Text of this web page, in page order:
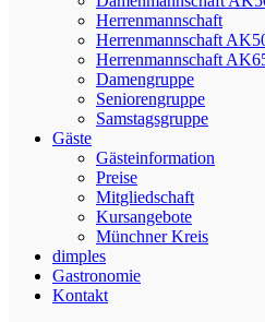
Herrenmannschaft
Herrenmannschaft
Herrenmannschaft
Damengruppe
Seniorengruppe
Samstagsgruppe
Gäste
Gästeinformation
Preise
Mitgliedschaft
Kursangebote
Münchner Kreis
dimples
Gastronomie
Kontakt